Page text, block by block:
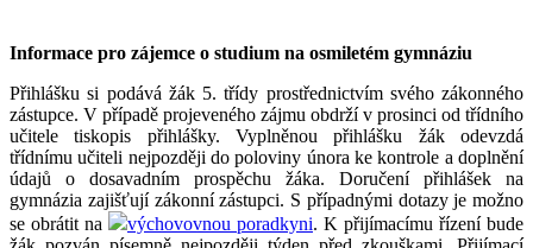
Informace pro zájemce o studium na osmiletém gymnáziu
Přihlášku si podává žák 5. třídy prostřednictvím svého zákonného
zástupce. V případě projeveného zájmu obdrží v prosinci od třídního
učitele tiskopis přihlášky. Vyplněnou přihlášku žák odevzdá
třídnímu učiteli nejpozději do poloviny února ke kontrole a doplnění
údajů o dosavadním prospěchu žáka. Doručení přihlášek na
gymnázia zajišťují zákonní zástupci. S případnými dotazy je možno
se obrátit na
výchovovnou poradkyni. K přijímacímu řízení bude